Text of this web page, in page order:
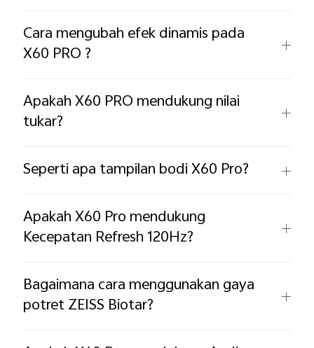
Cara mengubah efek dinamis pada
X60 PRO ? ​
Apakah X60 PRO mendukung nilai
tukar? ​
Seperti apa tampilan bodi X60 Pro?
Apakah X60 Pro mendukung
Kecepatan Refresh 120Hz? ​
Bagaimana cara menggunakan gaya
potret ZEISS Biotar?